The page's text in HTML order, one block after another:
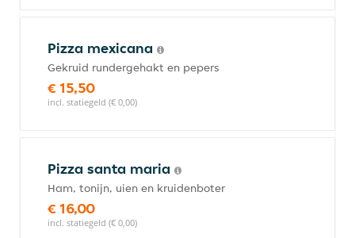
Pizza mexicana
Gekruid rundergehakt en pepers
€ 15,50
incl. statiegeld (€ 0,00)
Pizza santa maria
Ham, tonijn, uien en kruidenboter
€ 16,00
incl. statiegeld (€ 0,00)